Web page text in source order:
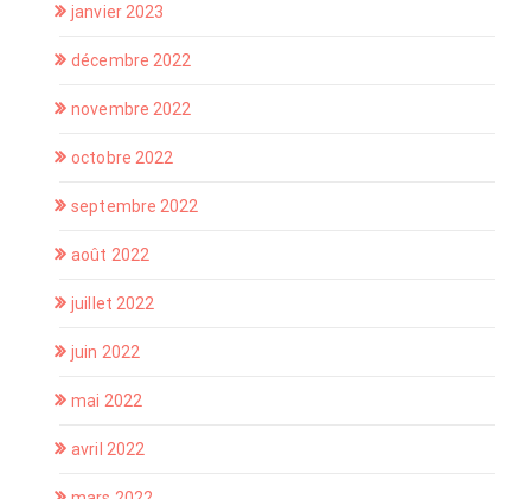
janvier 2023
décembre 2022
novembre 2022
octobre 2022
septembre 2022
août 2022
juillet 2022
juin 2022
mai 2022
avril 2022